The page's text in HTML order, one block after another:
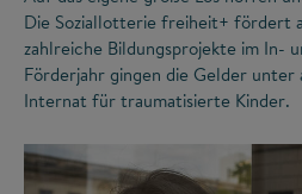
Die Soziallotterie freiheit+ fördert
zahlreiche Bildungsprojekte im In-
Förderjahr gingen die Gelder unter
Internat für traumatisierte Kinder.